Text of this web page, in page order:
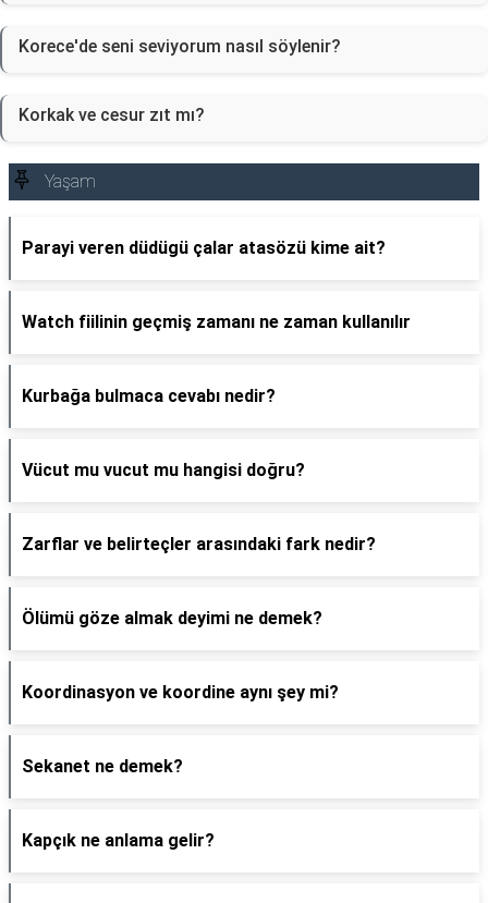
Korece'de seni seviyorum nasıl söylenir?
Korkak ve cesur zıt mı?
Yaşam
Parayi veren düdügü çalar atasözü kime ait?
Watch fiilinin geçmiş zamanı ne zaman kullanılır
Kurbağa bulmaca cevabı nedir?
Vücut mu vucut mu hangisi doğru?
Zarflar ve belirteçler arasındaki fark nedir?
Ölümü göze almak deyimi ne demek?
Koordinasyon ve koordine aynı şey mi?
Sekanet ne demek?
Kapçık ne anlama gelir?